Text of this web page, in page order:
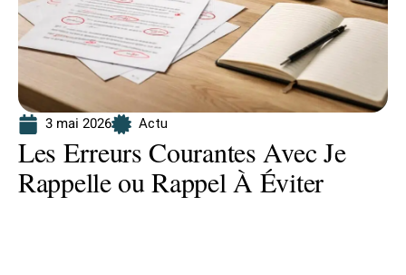
3 mai 2026 Actu
Les Erreurs Courantes Avec Je
Rappelle ou Rappel À Éviter